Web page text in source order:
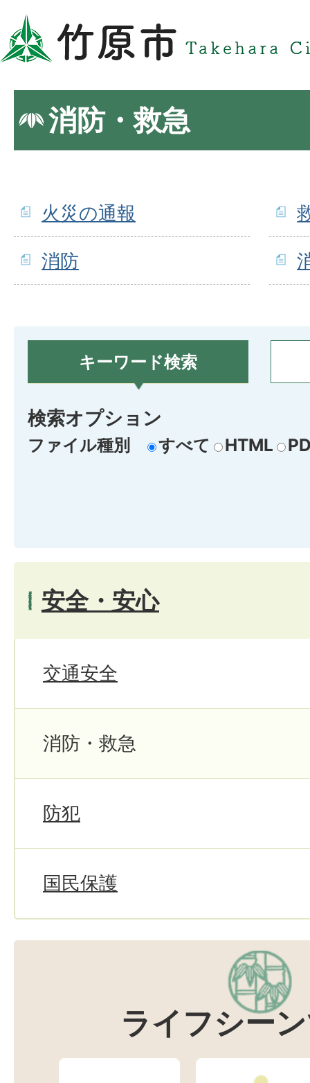
消防・救急
火災の通報
消防
キーワード検索
検索オプション
ファイル種別 すべて HTML
安全・安心
交通安全
消防・救急
防犯
国民保護
ライフシー